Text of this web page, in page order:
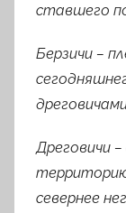
ставшего
Берзичи –
Дреговичи
севернее